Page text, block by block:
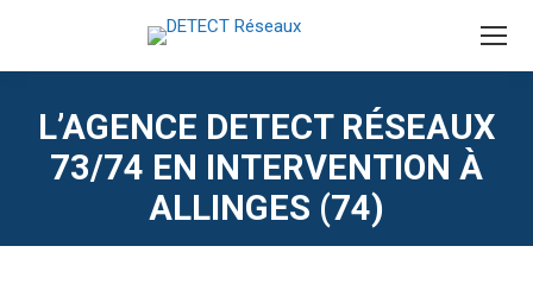
L’AGENCE DETECT RÉSEAUX
73/74 EN INTERVENTION À
ALLINGES (74)